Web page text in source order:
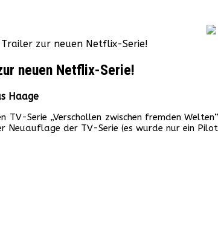
Trailer zur neuen Netflix-Serie!
neuen Netflix-Serie!
Haage
Serie „Verschollen zwischen fremden
Neuauflage der TV-Serie (es wurde nur ein